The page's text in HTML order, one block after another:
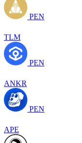
PEN
TLM
PEN
ANKR
PEN
APE